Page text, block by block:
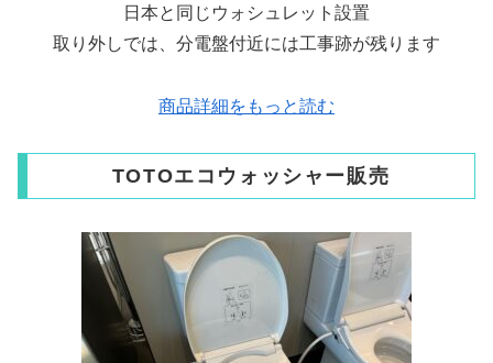
日本と同じウォシュレット設置
取り外しでは、分電盤付近には工事跡が残ります
商品詳細をもっと読む
TOTOエコウォッシャー販売